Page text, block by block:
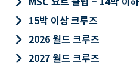
keyboard_arrow_right 15박 이상 크루즈
keyboard_arrow_right 2026 월드 크루즈
keyboard_arrow_right 2027 월드 크루즈